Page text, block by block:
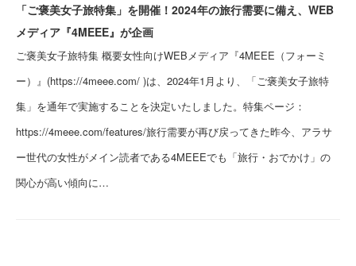
「ご褒美女子旅特集」を開催！2024年の旅行需要に備え、WEB
メディア『4MEEE』が企画
ご褒美女子旅特集 概要女性向けWEBメディア『4MEEE（フォーミ
ー）』(https://4meee.com/ )は、2024年1月より、「ご褒美女子旅特
集」を通年で実施することを決定いたしました。特集ページ：
https://4meee.com/features/旅行需要が再び戻ってきた昨今、アラサ
ー世代の女性がメイン読者である4MEEEでも「旅行・おでかけ」の
関心が高い傾向に…